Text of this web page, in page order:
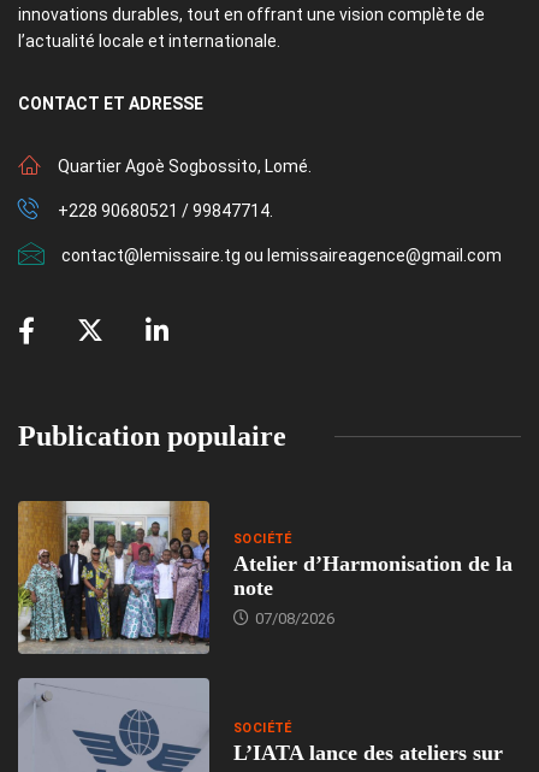
innovations durables, tout en offrant une vision complète de
l’actualité locale et internationale.
CONTACT ET ADRESSE
Quartier Agoè Sogbossito, Lomé.
+228 90680521 / 99847714.
contact@lemissaire.tg ou lemissaireagence@gmail.com
Publication populaire
SOCIÉTÉ
Atelier d’Harmonisation de la
note
07/08/2026
SOCIÉTÉ
L’IATA lance des ateliers sur